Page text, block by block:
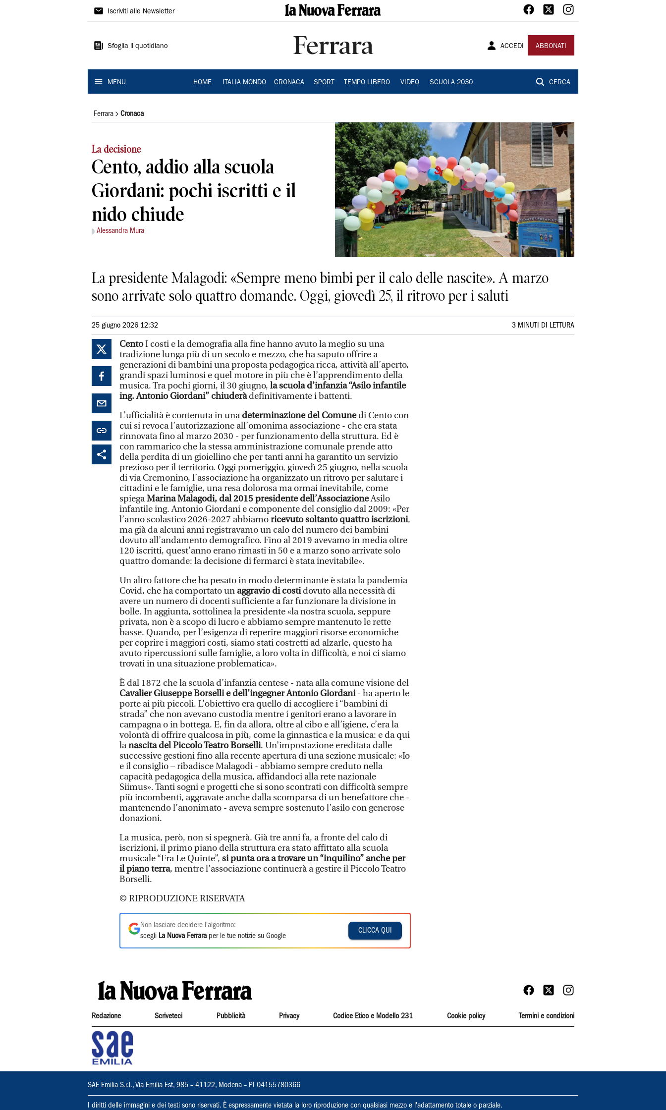
La
Ferrara
Iscriviti alle Newsletter
Sfoglia il quotidiano Ferrara ACCEDI ABBONATI
MENU HOME ITALIA MONDO CRONACA SPORT TEMPO LIBERO VIDEO SCUOLA 2030 CERCA
Ferrara Cronaca
La decisione
Cento, addio alla scuola
Giordani: pochi iscritti e il
nido chiude
Alessandra Mura
La presidente Malagodi: «Sempre meno bimbi per il calo delle nascite». A marzo
sono arrivate solo quattro domande. Oggi, giovedì 25, il ritrovo per i saluti
25 giugno 2026 12:32 3 MINUTI DI LETTURA
CentoI costi e la demografia alla fine hanno avuto la meglio su una
tradizione lunga più di un secolo e mezzo, che ha saputo offrire a
generazioni di bambini una proposta pedagogica ricca, attività all’aperto,
grandi spazi luminosi e quel motore in più che è l’apprendimento della
musica. Tra pochi giorni, il 30 giugno, la scuola d’infanzia “Asilo infantile
ing. Antonio Giordani” chiuderàdefinitivamente i battenti.
L’ufficialità è contenuta in unadeterminazione del Comunedi Cento con
cui si revoca l’autorizzazione all’omonima associazione - che era stata
rinnovata fino al marzo 2030 - per funzionamento della struttura. Ed è
con rammarico che la stessa amministrazione comunale prende atto
della perdita di un gioiellino che per tanti anni ha garantito un servizio
prezioso per il territorio. Oggi pomeriggio, giovedì 25 giugno, nella scuola
di via Cremonino, l’associazione ha organizzato un ritrovo per salutare i
cittadini e le famiglie, una resa dolorosa ma ormai inevitabile, come
spiegaMarina Malagodi, dal 2015 presidente dell’AssociazioneAsilo
infantile ing. Antonio Giordani e componente del consiglio dal 2009: «Per
l’anno scolastico 2026-2027 abbiamoricevuto soltanto quattro iscrizioni,
ma già da alcuni anni registravamo un calo del numero dei bambini
dovuto all’andamento demografico. Fino al 2019 avevamo in media oltre
120 iscritti, quest’anno erano rimasti in 50 e a marzo sono arrivate solo
quattro domande: la decisione di fermarci è stata inevitabile».
Un altro fattore che ha pesato in modo determinante è stata la pandemia
Covid, che ha comportato un aggravio di costidovuto alla necessità di
avere un numero di docenti sufficiente a far funzionare la divisione in
bolle. In aggiunta, sottolinea la presidente «la nostra scuola, seppure
privata, non è a scopo di lucro e abbiamo sempre mantenuto le rette
basse. Quando, per l’esigenza di reperire maggiori risorse economiche
per coprire i maggiori costi, siamo stati costretti ad alzarle, questo ha
avuto ripercussioni sulle famiglie, a loro volta in difficoltà, e noi ci siamo
trovati in una situazione problematica».
È dal 1872 che la scuola d’infanzia centese - nata alla comune visione del
Cavalier Giuseppe Borselli e dell’ingegner Antonio Giordani- ha aperto le
porte ai più piccoli. L’obiettivo era quello di accogliere i “bambini di
strada” che non avevano custodia mentre i genitori erano a lavorare in
campagna o in bottega. E, fin da allora, oltre al cibo e all’igiene, c’era la
volontà di offrire qualcosa in più, come la ginnastica e la musica: e da qui
lanascita del Piccolo Teatro Borselli. Un’impostazione ereditata dalle
successive gestioni fino alla recente apertura di una sezione musicale: «Io
e il consiglio – ribadisce Malagodi - abbiamo sempre creduto nella
capacità pedagogica della musica, affidandoci alla rete nazionale
Siimus». Tanti sogni e progetti che si sono scontrati con difficoltà sempre
più incombenti, aggravate anche dalla scomparsa di un benefattore che -
mantenendo l’anonimato - aveva sempre sostenuto l’asilo con generose
donazioni.
La musica, però, non si spegnerà. Già tre anni fa, a fronte del calo di
iscrizioni, il primo piano della struttura era stato affittato alla scuola
musicale “Fra Le Quinte”, si punta ora a trovare un “inquilino” anche per
il piano terra, mentre l’associazione continuerà a gestire il Piccolo Teatro
Borselli.
© RIPRODUZIONE RISERVATA
Non lasciare decidere l'algoritmo:
scegli La Nuova Ferrara per le tue notizie su Google
CLICCA QUI
Redazione Scriveteci Pubblicità Privacy Codice Etico e Modello 231 Cookie policy Termini e condizioni
SAE Emilia S.r.l., Via Emilia Est, 985 – 41122, Modena – PI 04155780366
I diritti delle immagini e dei testi sono riservati. È espressamente vietata la loro riproduzione con qualsiasi mezzo e l'adattamento totale o parziale.